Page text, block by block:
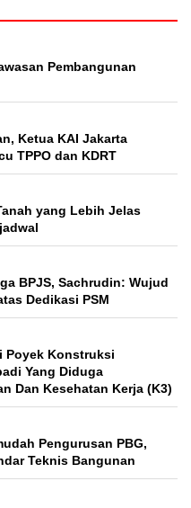
Pembangunan
Ketua KAI Jakarta
TPPO dan KDRT
yang Lebih Jelas
BPJS, Sachrudin: Wujud
Dedikasi PSM
Poyek Konstruksi
Yang Diduga
Dan Kesehatan Kerja (K3)
Pengurusan PBG,
Teknis Bangunan